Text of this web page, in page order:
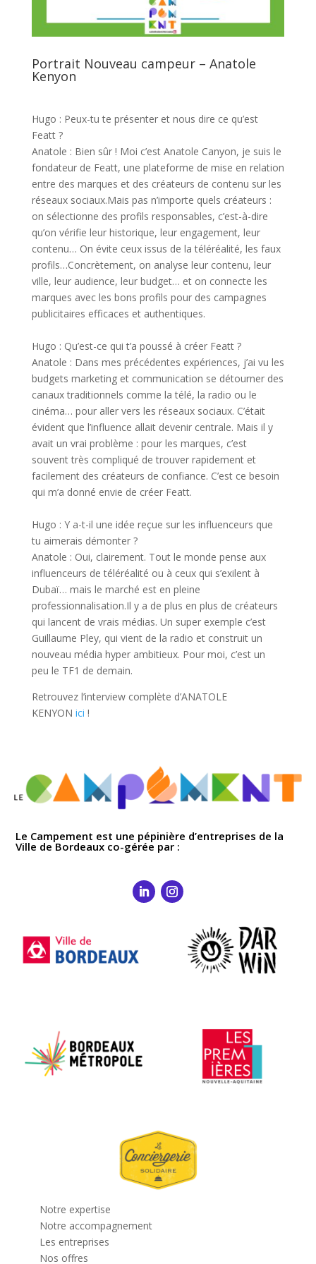
Portrait Nouveau campeur – Anatole
Kenyon
Hugo : Peux-tu te présenter et nous dire ce qu’est
Featt ?
Anatole : Bien sûr ! Moi c’est Anatole Canyon, je suis le
fondateur de Featt, une plateforme de mise en relation
entre des marques et des créateurs de contenu sur les
réseaux sociaux.Mais pas n’importe quels créateurs :
on sélectionne des profils responsables, c’est-à-dire
qu’on vérifie leur historique, leur engagement, leur
contenu… On évite ceux issus de la téléréalité, les faux
profils…Concrètement, on analyse leur contenu, leur
ville, leur audience, leur budget… et on connecte les
marques avec les bons profils pour des campagnes
publicitaires efficaces et authentiques.
Hugo : Qu’est-ce qui t’a poussé à créer Featt ?
Anatole : Dans mes précédentes expériences, j’ai vu les
budgets marketing et communication se détourner des
canaux traditionnels comme la télé, la radio ou le
cinéma… pour aller vers les réseaux sociaux. C’était
évident que l’influence allait devenir centrale. Mais il y
avait un vrai problème : pour les marques, c’est
souvent très compliqué de trouver rapidement et
facilement des créateurs de confiance. C’est ce besoin
qui m’a donné envie de créer Featt.
Hugo : Y a-t-il une idée reçue sur les influenceurs que
tu aimerais démonter ?
Anatole : Oui, clairement. Tout le monde pense aux
influenceurs de téléréalité ou à ceux qui s’exilent à
Dubaï… mais le marché est en pleine
professionnalisation.Il y a de plus en plus de créateurs
qui lancent de vrais médias. Un super exemple c’est
Guillaume Pley, qui vient de la radio et construit un
nouveau média hyper ambitieux. Pour moi, c’est un
peu le TF1 de demain.
Retrouvez l’interview complète d’ANATOLE
KENYON ici !
Le Campement est une pépinière d’entreprises de la
Ville de Bordeaux co-gérée par :
Notre expertise
Notre accompagnement
Les entreprises
Nos offres